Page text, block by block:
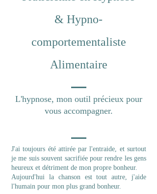
& Hypno-
comportementaliste
Alimentaire
L'hypnose, mon outil précieux pour
vous accompagner.
J'ai toujours été attirée par l'entraide, et surtout
je me suis souvent sacrifiée pour rendre les gens
heureux et détriment de mon propre bonheur.
Aujourd'hui la chanson est tout autre, j'aide
l'humain pour mon plus grand bonheur.